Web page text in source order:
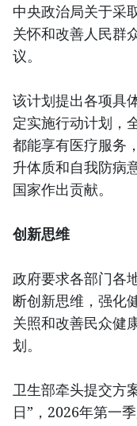
中央政治局关于采
关怀和改善人民群
议。
该计划提出各项具
定实施行动计划，
都能享有医疗服务
升体质和自我防病
国家作出贡献。
创新思维
政府要求各部门各
断创新思维，强化
关照和改善民众健
划。
卫生部牵头提交方
日”，2026年第一